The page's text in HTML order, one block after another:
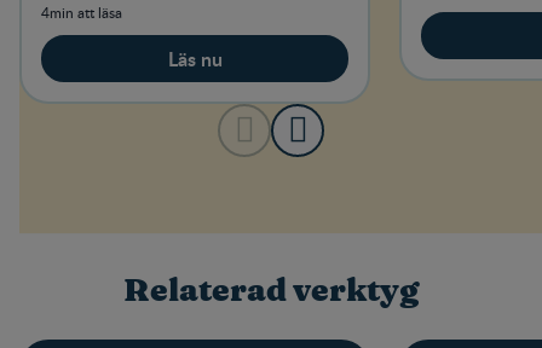
4min att läsa
Läs nu
Relaterad verktyg